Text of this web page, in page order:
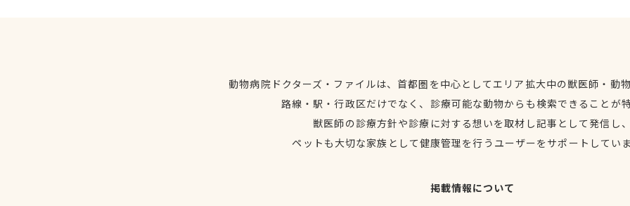
動物病院ドクターズ・ファイルは、首都圏を中心としてエリア拡大中の獣医師・動
路線・駅・行政区だけでなく、診療可能な動物からも検索できることが
獣医師の診療方針や診療に対する想いを取材し記事として発信し
ペットも大切な家族として健康管理を行うユーザーをサポートしてい
掲載情報について